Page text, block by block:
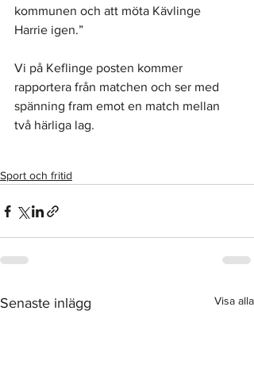
kommunen och att möta Kävlinge
Harrie igen.”
Vi på Keflinge posten kommer
rapportera från matchen och ser med
spänning fram emot en match mellan
två härliga lag.
Sport och fritid
Senaste inlägg Visa alla